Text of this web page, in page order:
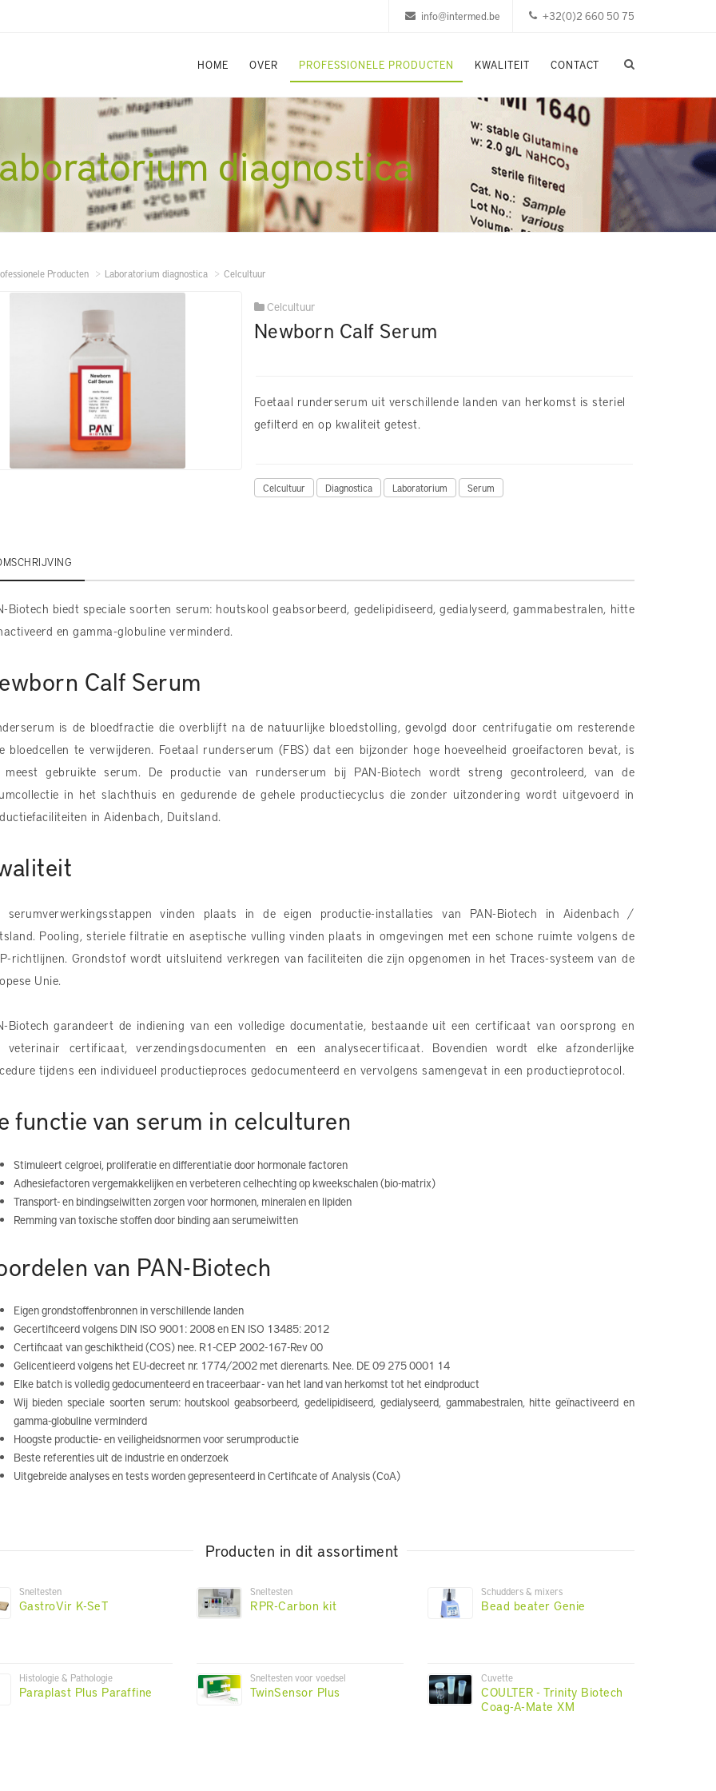
+32(0)2 660 50 75
info@intermed.be
HOME OVER PROFESSIONELE PRODUCTEN KWALITEIT CONTACT
diagnostica
Producten Laboratorium diagnostica Celcultuur
Celcultuur
Newborn Calf Serum
Foetaal runderserum uit verschillende landen van herkomst is steriel
gefilterd en op kwaliteit getest.
Celcultuur Diagnostica Laboratorium Serum
Biotech biedt speciale soorten serum: houtskool geabsorbeerd, gedelipidiseerd, gedialyseerd, gammabestralen, hitte
en gamma-globuline verminderd.
Calf Serum
is de bloedfractie die overblijft na de natuurlijke bloedstolling, gevolgd door centrifugatie om resterende
bloedcellen te verwijderen. Foetaal runderserum (FBS) dat een bijzonder hoge hoeveelheid groeifactoren bevat, is
meest gebruikte serum. De productie van runderserum bij PAN-Biotech wordt streng gecontroleerd, van de
in het slachthuis en gedurende de gehele productiecyclus die zonder uitzondering wordt uitgevoerd in
in Aidenbach, Duitsland.
serumverwerkingsstappen vinden plaats in de eigen productie-installaties van PAN-Biotech in Aidenbach /
Pooling, steriele filtratie en aseptische vulling vinden plaats in omgevingen met een schone ruimte volgens de
richtlijnen. Grondstof wordt uitsluitend verkregen van faciliteiten die zijn opgenomen in het Traces-systeem van de
Unie.
Biotech garandeert de indiening van een volledige documentatie, bestaande uit een certificaat van oorsprong en
veterinair certificaat, verzendingsdocumenten en een analysecertificaat. Bovendien wordt elke afzonderlijke
tijdens een individueel productieproces gedocumenteerd en vervolgens samengevat in een productieprotocol.
functie van serum in celculturen
Stimuleert celgroei, proliferatie en differentiatie door hormonale factoren
Adhesiefactoren vergemakkelijken en verbeteren celhechting op kweekschalen (bio-matrix)
Transport- en bindingseiwitten zorgen voor hormonen, mineralen en lipiden
Remming van toxische stoffen door binding aan serumeiwitten
van PAN-Biotech
Eigen grondstoffenbronnen in verschillende landen
Gecertificeerd volgens DIN ISO 9001: 2008 en EN ISO 13485: 2012
Certificaat van geschiktheid (COS) nee. R1-CEP 2002-167-Rev 00
Gelicentieerd volgens het EU-decreet nr. 1774/2002 met dierenarts. Nee. DE 09 275 0001 14
Elke batch is volledig gedocumenteerd en traceerbaar - van het land van herkomst tot het eindproduct
Wij bieden speciale soorten serum: houtskool geabsorbeerd, gedelipidiseerd, gedialyseerd, gammabestralen, hitte geïnactiveerd en
gamma-globuline verminderd
Hoogste productie- en veiligheidsnormen voor serumproductie
Beste referenties uit de industrie en onderzoek
Uitgebreide analyses en tests worden gepresenteerd in Certificate of Analysis (CoA)
Producten in dit assortiment
Sneltesten
GastroVir K-SeT
Histologie & Pathologie
Paraplast Plus Paraffine
Sneltesten
RPR-Carbon kit
Sneltesten voor voedsel
TwinSensor Plus
Schudders & mixers
Bead beater Genie
Cuvette
COULTER - Trinity Biotech
Coag-A-Mate XM